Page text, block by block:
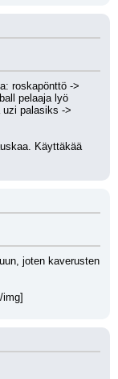
roskapönttö ->
pelaaja lyö
uzi palasiks ->
Käyttäkää
joten kaverusten
img]